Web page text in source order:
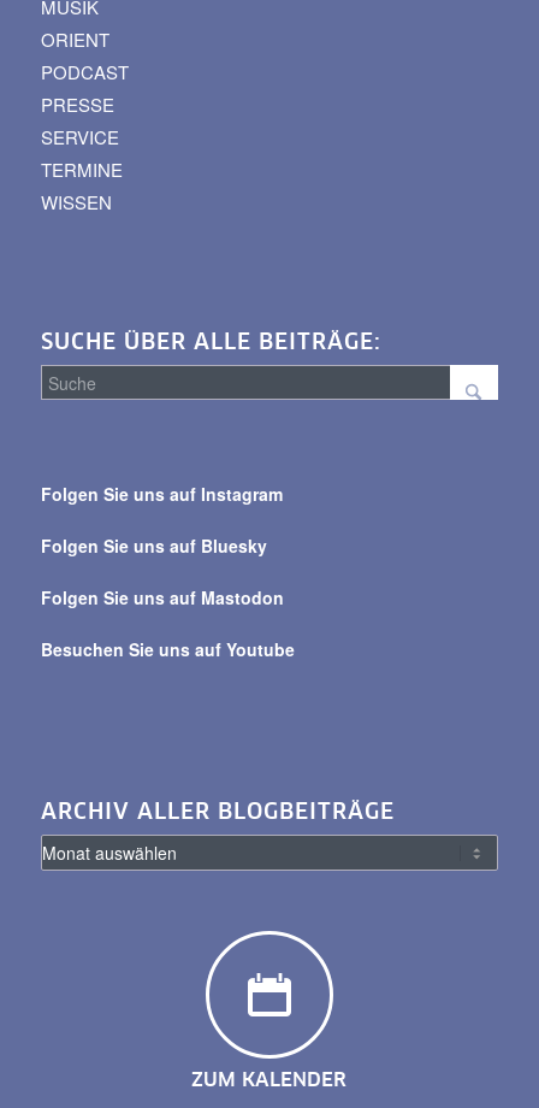
MUSIK
ORIENT
PODCAST
PRESSE
SERVICE
TERMINE
WISSEN
SUCHE ÜBER ALLE BEITRÄGE:
alle
Folgen Sie uns auf Instagram
Folgen Sie uns auf Bluesky
Folgen Sie uns auf Mastodon
Besuchen Sie uns auf Youtube
ARCHIV ALLER BLOGBEITRÄGE
ZUM KALENDER